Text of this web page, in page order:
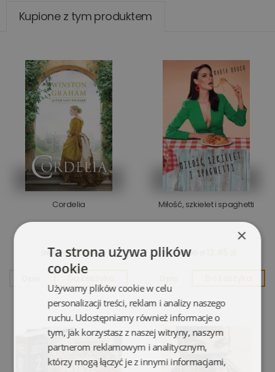
Kupione z tym produktem
Cordelia
39,99 zł11,95 zł
Miłość, szkielet i spaghetti
44,90 zł
×
Ta strona używa plików
cookie
Używamy plików cookie w celu
personalizacji treści, reklam i analizy naszego
ruchu. Udostępniamy również informacje o
tym, jak korzystasz z naszej witryny, naszym
partnerom reklamowym i analitycznym,
którzy mogą łączyć je z innymi informacjami,